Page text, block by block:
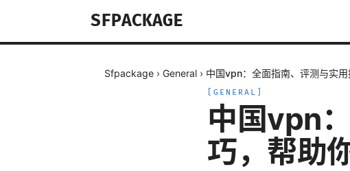
SFPACKAGE
Sfpackage › General › 中国vpn：全面指南、评测与实
GENERAL
中国vpn
巧，帮助